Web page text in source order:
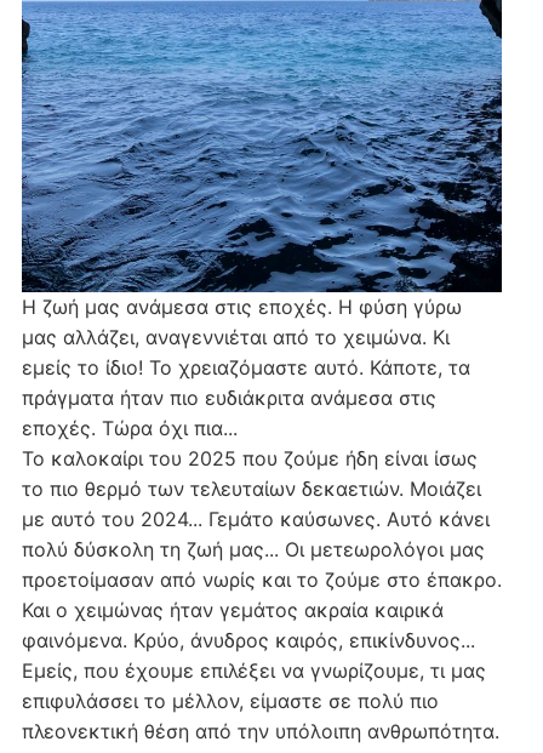
Η ζωή μας ανάμεσα στις εποχές. Η φύση γύρω
μας αλλάζει, αναγεννιέται από το χειμώνα. Κι
εμείς το ίδιο! Το χρειαζόμαστε αυτό. Κάποτε, τα
πράγματα ήταν πιο ευδιάκριτα ανάμεσα στις
εποχές. Τώρα όχι πια...
Το καλοκαίρι του 2025 που ζούμε ήδη είναι ίσως
το πιο θερμό των τελευταίων δεκαετιών. Μοιάζει
με αυτό του 2024... Γεμάτο καύσωνες. Αυτό κάνει
πολύ δύσκολη τη ζωή μας... Οι μετεωρολόγοι μας
προετοίμασαν από νωρίς και το ζούμε στο έπακρο.
Και ο χειμώνας ήταν γεμάτος ακραία καιρικά
φαινόμενα. Κρύο, άνυδρος καιρός, επικίνδυνος...
Εμείς, που έχουμε επιλέξει να γνωρίζουμε, τι μας
επιφυλάσσει το μέλλον, είμαστε σε πολύ πιο
πλεονεκτική θέση από την υπόλοιπη ανθρωπότητα.